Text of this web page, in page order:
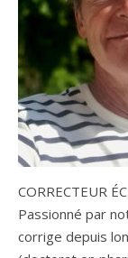
CORRECTEUR
Passionné par
corrige depuis